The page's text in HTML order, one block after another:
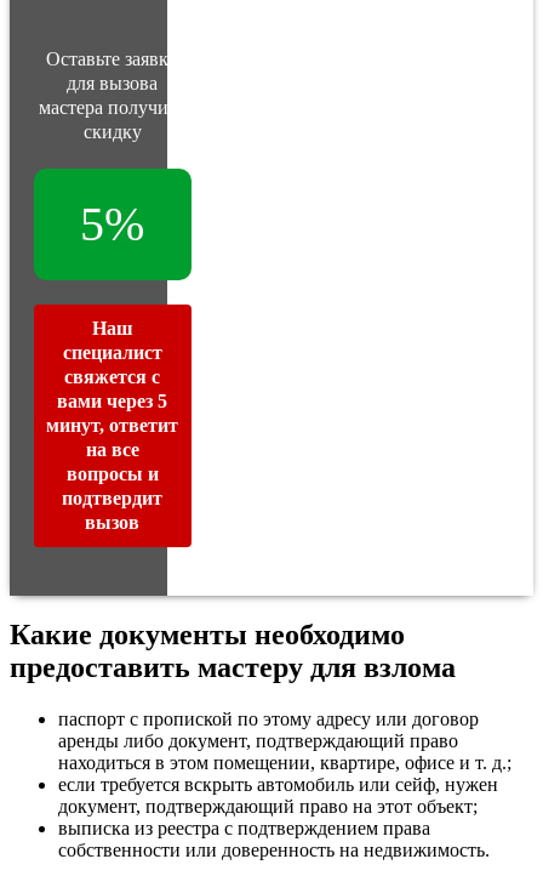
Оставьте заявку
для вызова
мастера получите
скидку
5%
Наш
специалист
свяжется с
вами через 5
минут, ответит
на все
вопросы и
подтвердит
вызов
Какие документы необходимо
предоставить мастеру для взлома
паспорт с пропиской по этому адресу или договор
аренды либо документ, подтверждающий право
находиться в этом помещении, квартире, офисе и т. д.;
если требуется вскрыть автомобиль или сейф, нужен
документ, подтверждающий право на этот объект;
выписка из реестра с подтверждением права
собственности или доверенность на недвижимость.